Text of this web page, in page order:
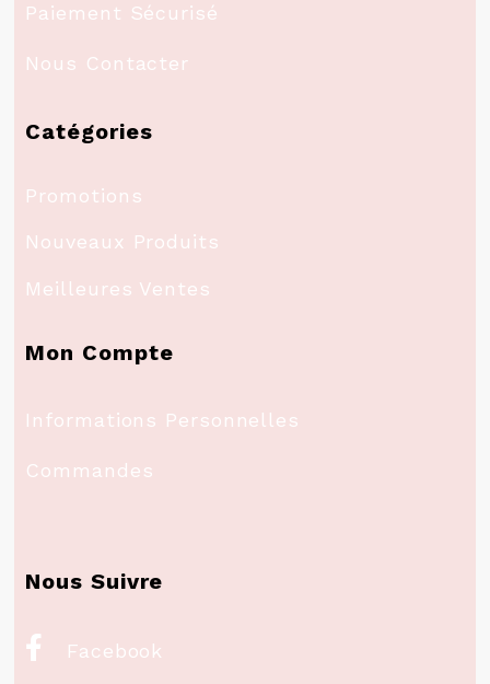
Paiement Sécurisé
Nous Contacter
Catégories
Promotions
Nouveaux Produits
Meilleures Ventes
Mon Compte
Informations Personnelles
Commandes
Nous Suivre
 Facebook